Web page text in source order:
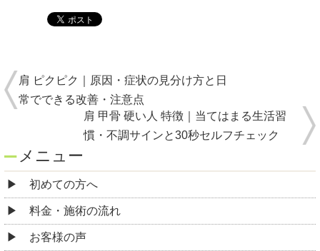
肩 ピクピク｜原因・症状の見分け方と日
常でできる改善・注意点
肩 甲骨 硬い人 特徴｜当てはまる生活習
慣・不調サインと30秒セルフチェック
メニュー
初めての方へ
料金・施術の流れ
お客様の声